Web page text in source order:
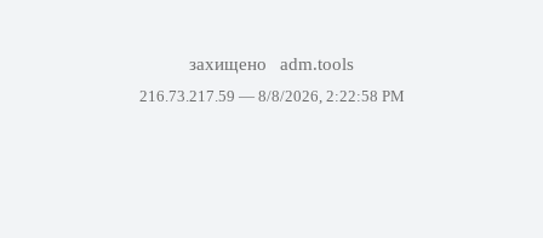
захищено adm.tools
216.73.217.59 — 8/8/2026, 2:22:58 PM